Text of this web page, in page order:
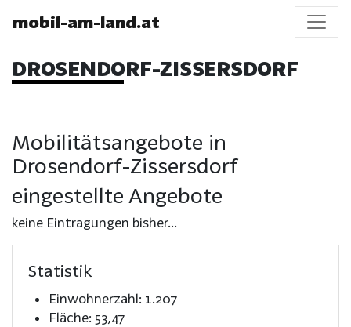
mobil-am-land.at
DROSENDORF-ZISSERSDORF
Mobilitätsangebote in
Drosendorf-Zissersdorf
eingestellte Angebote
keine Eintragungen bisher...
Statistik
Einwohnerzahl: 1.207
Fläche: 53,47